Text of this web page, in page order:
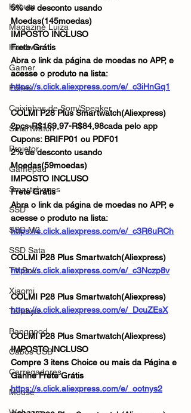
Kabum
Magazine Luiza
Hardware
Gamer
Fones
Caixinhas de Som/Speaker
Smartwatch
Projetor
Gamepad
Smartphones
SSD
SSD M2
SSD Sata
TV Box
Xiaomi
Terabyte
Banggood
Cabos USB
Carregadores
Mouse
5% de desconto usando
Moedas(145moedas)
IMPOSTO INCLUSO
Frete Grátis
Abra o link da página de moedas no APP, e
acesse o produto na lista:
https://s.click.aliexpress.com/e/_c3iHnGq1
COLMI P28 Plus Smartwatch(Aliexpress)
2pçs-R$169,97-R$84,98cada pelo app
Cupons: BRIFP01 ou PDF01
2% de desconto usando
Moedas(59moedas)
IMPOSTO INCLUSO
Frete Grátis
Abra o link da página de moedas no APP, e
acesse o produto na lista:
https://s.click.aliexpress.com/e/_c3R6uRCh
COLMI P28 Plus Smartwatch(Aliexpress)
https://s.click.aliexpress.com/e/_c3Nczp8v
COLMI P28 Plus Smartwatch(Aliexpress)
https://s.click.aliexpress.com/e/_DcuZEsX
COLMI P28 Plus Smartwatch(Aliexpress)
IMPOSTO INCLUSO
Compre 3 itens Choice ou mais da Página e
Ganhe Frete Grátis
https://s.click.aliexpress.com/e/_ootnys2